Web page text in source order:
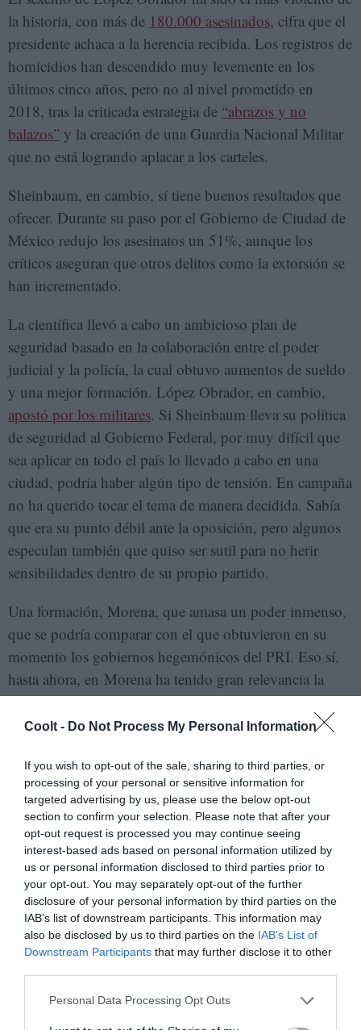
Coolt - Do Not Process My Personal Information
If you wish to opt-out of the sale, sharing to third parties, or
processing of your personal or sensitive information for
targeted advertising by us, please use the below opt-out
section to confirm your selection. Please note that after your
opt-out request is processed you may continue seeing
interest-based ads based on personal information utilized by
us or personal information disclosed to third parties prior to
your opt-out. You may separately opt-out of the further
disclosure of your personal information by third parties on the
IAB’s list of downstream participants. This information may
also be disclosed by us to third parties on the IAB’s List of
Downstream Participants that may further disclose it to other
Personal Data Processing Opt Outs
la historia, con más de 180.000 asesinados, cifra que el
presidente achaca a la herencia recibida. Los registros de
homicidios han descendido muy levemente en los
últimos cinco años, pero no al nivel prometido en
2018, tras la criticada estrategia de “abrazos y no
balazos” y la creación de una Guardia Nacional Militar
que no está logrando aplacar a los carteles.
Sheinbaum, en cambio, sí tiene buenos resultados que
ofrecer. Durante su paso por el Gobierno de Ciudad de
México redujo los asesinatos un 51%, aunque los
críticos aseguran que otros delitos como la extorsión se
han incrementado.
La científica llevó a cabo un ambicioso plan de
seguridad basado en la colaboración entre el poder
judicial y la policía, la cual obtuvo aumentos de sueldo
y una mejor formación. López Obrador, en cambio,
apostó por los militares. Si Sheinbaum lleva su política
de seguridad al Gobierno Federal, por muy difícil que
sea aplicar en todo el país lo llevado a cabo en una
ciudad, podría haber algún tipo de tensión. En campaña
no ha querido tocar el tema de manera decidida. Sabía
que era su punto débil ante la oposición, pero algunos
especulan también que quiso ser sutil para no herir
sensibilidades dentro de su propio partido.
Una formación, Morena, que amasa un poder inmenso,
que se podría comparar con el que obtuvieron en su
momento los gobiernos hegemónicos del PRI. Eso sí,
hasta ahora, en Morena ha tenido gran relevancia la
palabra de una sola persona, el presidente, mientras que
en el PRI los mandatarios tenían una influencia más
dejarlo.
De momento, Sheinbaum ha asegurado que continuará
con las conferencias matutinas de prensa, donde el
presidente marca agenda y difunde su mensaje, aunque
no se descarta que sus intervenciones sean más cortas.
El desafío para Sheinbaum es considerable. Tiene que
llenar el vacío que va a dejar una personalidad tan
arrolladora, para lo bueno y para lo malo, como la de
López Obrador, consciente de que no tiene el mismo
carisma. El sillón presidencial es un privilegio, pero